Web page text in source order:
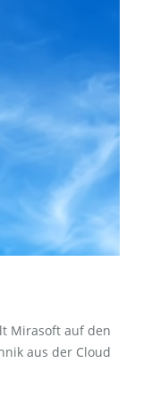
Mirasoft auf den
aus der Cloud